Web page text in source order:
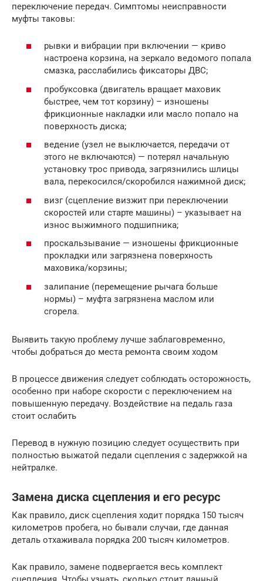
переключение передач. Симптомы неисправности
муфты таковы:
рывки и вибрации при включении — криво
настроена корзина, на зеркало ведомого попала
смазка, расслабились фиксаторы ДВС;
пробуксовка (двигатель вращает маховик
быстрее, чем тот корзину) – изношены
фрикционные накладки или масло попало на
поверхность диска;
ведение (узел не выключается, передачи от
этого не включаются) — потерял начальную
установку трос привода, загрязнились шлицы
вала, перекосился/скоробился нажимной диск;
визг (сцепление визжит при переключении
скоростей или старте машины) – указывает на
износ выжимного подшипника;
проскальзывание — изношены фрикционные
прокладки или загрязнена поверхность
маховика/корзины;
залипание (перемещение рычага больше
нормы) – муфта загрязнена маслом или
сгорела.
Выявить такую проблему лучше заблаговременно,
чтобы добраться до места ремонта своим ходом
В процессе движения следует соблюдать осторожность,
особенно при наборе скорости с переключением на
повышенную передачу. Воздействие на педаль газа
стоит ослабить
Перевод в нужную позицию следует осуществить при
полностью выжатой педали сцепления с задержкой на
нейтралке.
Замена диска сцепления и его ресурс
Как правило, диск сцепления ходит порядка 150 тысяч
километров пробега, но бывали случаи, где данная
деталь отхаживала порядка 200 тысяч километров.
Как правило, замене подвергается весь комплект